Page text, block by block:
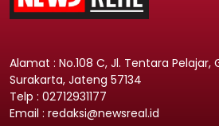
Alamat : No.108 C, Jl. Tentara Pelajar,
Surakarta, Jateng 57134
Telp : 02712931177
Email : redaksi@newsreal.id